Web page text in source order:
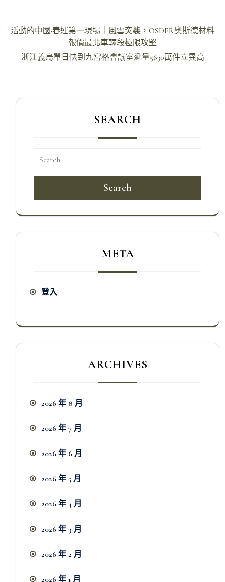
文
活動的中國·春運第一現場｜風雪突襲，OSDER奧斯德材料
報價最北車輛段極限攻堅
浙江義烏單日快到九宮格會議室遞量5630萬件立異高
SEARCH
Search
META
登入
ARCHIVES
2026 年 8 月
2026 年 7 月
2026 年 6 月
2026 年 5 月
2026 年 4 月
2026 年 3 月
2026 年 2 月
2026 年 1 月